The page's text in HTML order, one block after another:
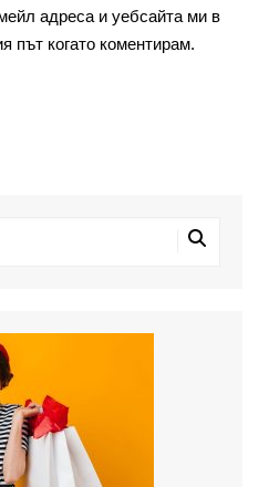
адреса и уебсайта ми в
път когато коментирам.